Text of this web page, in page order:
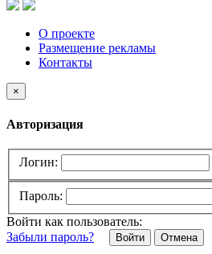
О проекте
Размещение рекламы
Контакты
×
Авторизация
Логин:
Пароль:
Войти как пользователь:
Забыли пароль?
Отмена